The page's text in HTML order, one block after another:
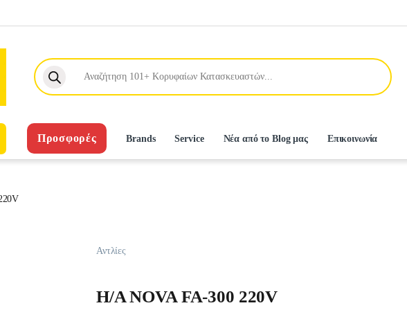
Products search
Προσφορές Brands Service Νέα από το Blog μας Επικοινωνία
Αντλίες
H/A NOVA FA-300 220V